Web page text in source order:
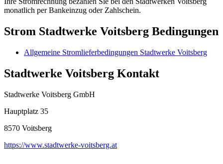
monatlich per Bankeinzug oder Zahlschein.
Strom Stadtwerke Voitsberg Bedingungen
Allgemeine Stromlieferbedingungen Stadtwerke Voitsberg
Stadtwerke Voitsberg Kontakt
Stadtwerke Voitsberg GmbH
Hauptplatz 35
8570 Voitsberg
https://www.stadtwerke-voitsberg.at